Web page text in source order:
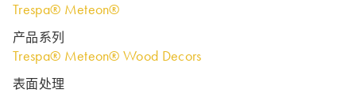
Trespa® Meteon®
产品系列
Trespa® Meteon® Wood Decors
表面处理